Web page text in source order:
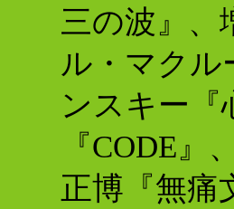
三の波』、
ル・マクル
ンスキー『
『CODE
正博『無痛